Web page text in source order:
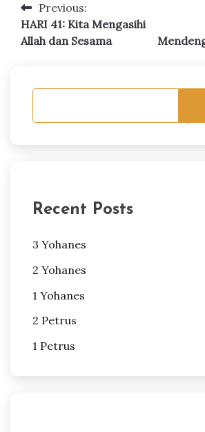
Post
navigation
Previous:
HARI 41: Kita Mengasihi
Allah dan Sesama
Recent Posts
3 Yohanes
2 Yohanes
1 Yohanes
2 Petrus
1 Petrus